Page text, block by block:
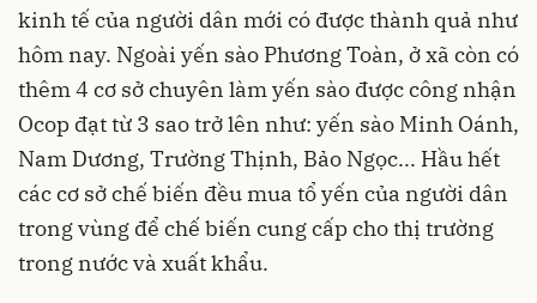
kinh tế của người dân mới có được thành quả như
hôm nay. Ngoài yến sào Phương Toàn, ở xã còn có
thêm 4 cơ sở chuyên làm yến sào được công nhận
Ocop đạt từ 3 sao trở lên như: yến sào Minh Oánh,
Nam Dương, Trường Thịnh, Bảo Ngọc... Hầu hết
các cơ sở chế biến đều mua tổ yến của người dân
trong vùng để chế biến cung cấp cho thị trường
trong nước và xuất khẩu.